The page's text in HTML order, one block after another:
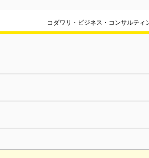
コダワリ・ビジネス・コンサルティ